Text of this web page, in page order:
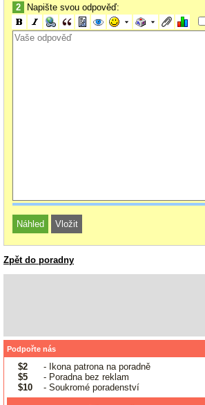
2 Napište svou odpověď:
Zpět do poradny
Podpořte nás
$2
- Ikona patrona na poradně
$5
- Poradna bez reklam
$10
- Soukromé poradenství